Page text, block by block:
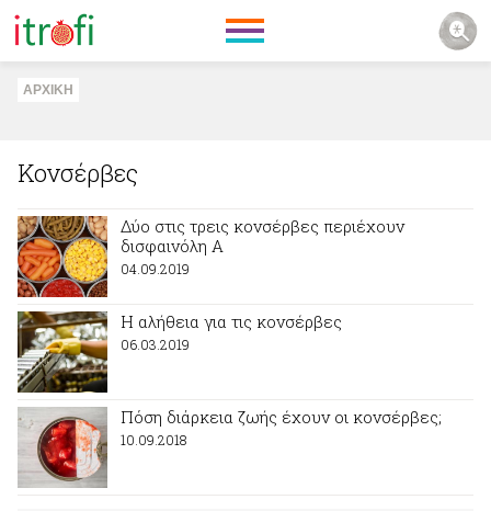
ΑΡΧΙΚΗ
Κονσέρβες
Δύο στις τρεις κονσέρβες περιέχουν
δισφαινόλη Α
04.09.2019
Η αλήθεια για τις κονσέρβες
06.03.2019
Πόση διάρκεια ζωής έχουν οι κονσέρβες;
10.09.2018